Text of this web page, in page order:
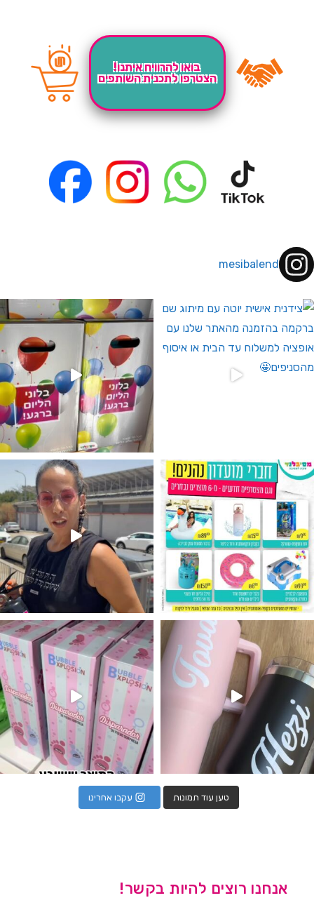
בואו להרוויח איתנו!
הצטרפו לתכנית השותפים
mesibalend
לחברי מועדון ומצטרפים חדשים🤍
מין העובר רק במסיבלנד !! קיים
מטף לגילוי מין העובר חזר למלא
טען עוד תמונות עקבו אחרינו
אנחנו רוצים להיות בקשר!